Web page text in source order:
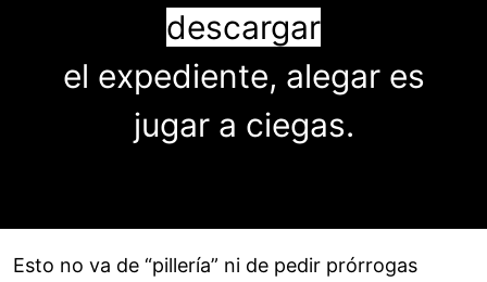
descargar
el expediente, alegar es
jugar a ciegas.
Esto no va de “pillería” ni de pedir prórrogas